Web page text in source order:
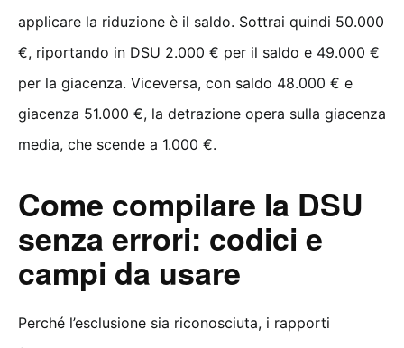
applicare la riduzione è il saldo. Sottrai quindi 50.000
€, riportando in DSU 2.000 € per il saldo e 49.000 €
per la giacenza. Viceversa, con saldo 48.000 € e
giacenza 51.000 €, la detrazione opera sulla giacenza
media, che scende a 1.000 €.
Come compilare la DSU
senza errori: codici e
campi da usare
Perché l’esclusione sia riconosciuta, i rapporti